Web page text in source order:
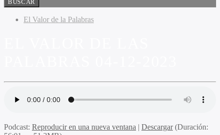
El Valor de la Palabras
Podcast: Reproducir en una nueva ventana | Descargar(Duración: